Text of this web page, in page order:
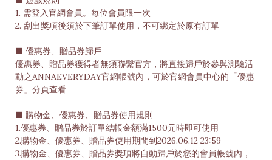
1. 需登入官網會員。每位會員限一次
2. 刮出獎項後須於下筆訂單使用，不可綁定於原有訂單
■ 優惠券、贈品券歸戶
優惠券、贈品券獲得者無須聯繫官方，將直接歸戶於參與測驗活
動之ANNAEVERYDAY官網帳號內，可於官網會員中心的「優惠
券」分頁查看
■ 購物金、優惠券、贈品券使用規則
1.優惠券、贈品券於訂單結帳金額滿1500元時即可使用
2.購物金、優惠券、贈品券使用期間到2026.06.12 23:59
3.購物金、優惠券、贈品券獎項將自動歸戶於您的會員帳號內，